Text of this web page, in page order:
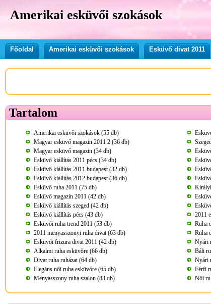
Amerikai esküvői szokások
Főoldal Amerikai esküvői szokások Esküvő divat 2011
Tartalom
Amerikai esküvői szokások (55 db)
Magyar esküvő magazin 2011 2 (36 db)
Magyar esküvő magazin (34 db)
Esküvő kiállítás 2011 pécs (34 db)
Esküvő kiállítás 2011 budapest (32 db)
Esküvő kiállítás 2012 budapest (36 db)
Esküvő ruha 2011 (75 db)
Esküvő magazin 2011 (42 db)
Esküvő kiállítás szeged (42 db)
Esküvő kiállítás pécs (43 db)
2011
Esküvői ruha trend 2011 (53 db)
Ruha
2011 menyasszonyi ruha divat (63 db)
Ruha
Esküvői frizura divat 2011 (42 db)
Nyári
Alkalmi ruha esküvőre (66 db)
Báli
Divat ruha ruházat (64 db)
Nyári
Elegáns női ruha esküvőre (65 db)
Férfi
Menyasszony ruha szalon (83 db)
Női